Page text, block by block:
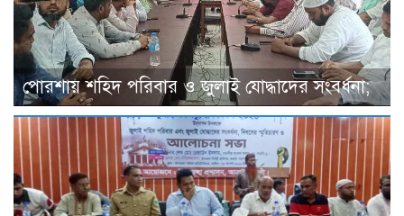
পোরশায় শহিদ পরিবার ও জুলাই যোদ্ধাদের সংবর্ধনা;